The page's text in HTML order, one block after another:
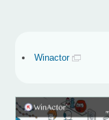
Winactor